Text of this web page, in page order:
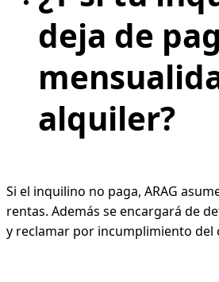
deja de
alquiler?
Si el inquilino no paga, ARAG
rentas. Además se encargará de
y reclamar por incumplimiento del